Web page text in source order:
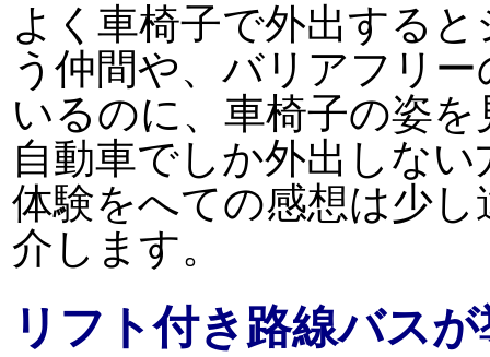
よく車椅子で外出する
う仲間や、バリアフリ
いるのに、車椅子の姿
自動車でしか外出しな
体験をへての感想は少
介します。
リフト付き路線バス